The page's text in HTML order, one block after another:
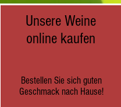
Unsere Weine
online kaufen
Bestellen Sie sich guten
Geschmack nach Hause!